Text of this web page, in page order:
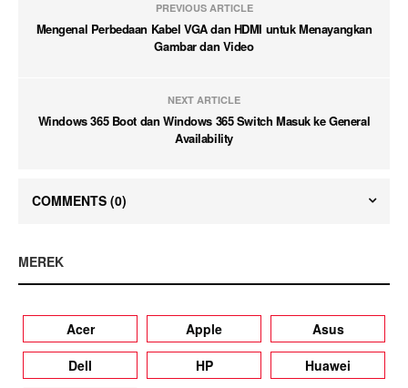
PREVIOUS ARTICLE
Mengenal Perbedaan Kabel VGA dan HDMI untuk Menayangkan
Gambar dan Video
NEXT ARTICLE
Windows 365 Boot dan Windows 365 Switch Masuk ke General
Availability
COMMENTS (0)
MEREK
Acer Apple
Asus
Dell
HP
Huawei